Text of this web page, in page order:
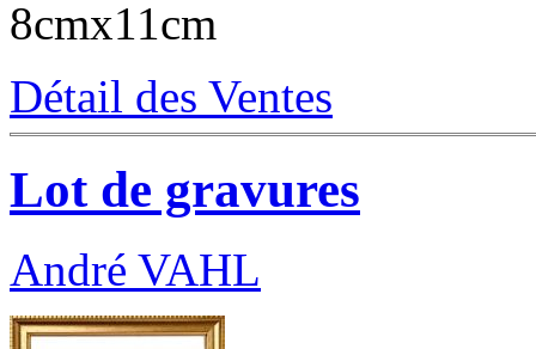
8cmx11cm
Détail des Ventes
Lot de gravures
André VAHL